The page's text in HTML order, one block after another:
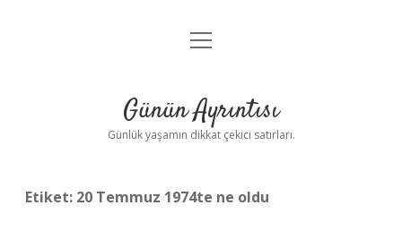
Anasayfa
Yasal Uyarı
menüyü
Günün Ayrıntısı
Günlük yaşamın dikkat çekici satırları.
Etiket: 20 Temmuz 1974te ne oldu